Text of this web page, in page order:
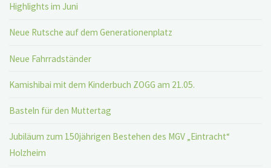
Highlights im Juni
Neue Rutsche auf dem Generationenplatz
Neue Fahrradständer
Kamishibai mit dem Kinderbuch ZOGG am 21.05.
Basteln für den Muttertag
Jubiläum zum 150jährigen Bestehen des MGV „Eintracht“
Holzheim